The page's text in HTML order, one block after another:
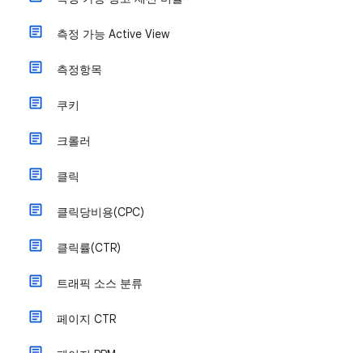
측정 가능 Active View
측정항목
쿠키
크롤러
클릭
클릭당비용(CPC)
클릭률(CTR)
트래픽 소스 분류
페이지 CTR